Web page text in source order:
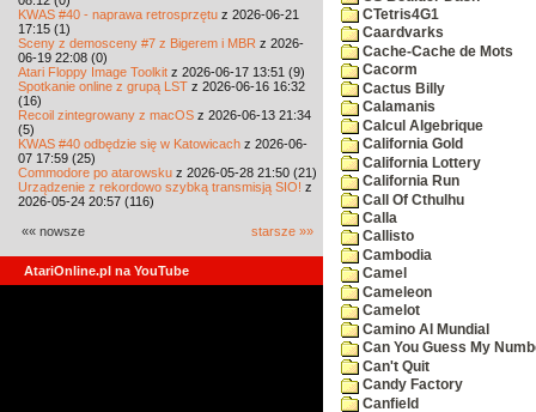
KWAS #40 - naprawa retrosprzętu z 2026-06-21
17:15 (1)
Sceny z demosceny #7 z Bigerem i MBR z 2026-
06-19 22:08 (0)
Atari Floppy Image Toolkit z 2026-06-17 13:51 (9)
Spotkanie online z grupą LST z 2026-06-16 16:32
(16)
Recoil zintegrowany z macOS z 2026-06-13 21:34
(5)
KWAS #40 odbędzie się w Katowicach z 2026-06-
07 17:59 (25)
Commodore po atarowsku z 2026-05-28 21:50 (21)
Urządzenie z rekordowo szybką transmisją SIO! z
2026-05-24 20:57 (116)
«« nowsze starsze »»
AtariOnline.pl na YouTube
CTetris4G1
Caardvarks
Cache-Cache de Mots
Cacorm
Cactus Billy
Calamanis
Calcul Algebrique
California Gold
California Lottery
California Run
Call Of Cthulhu
Calla
Callisto
Cambodia
Camel
Cameleon
Camelot
Camino Al Mundial
Can You Guess My
Can't Quit
Candy Factory
Canfield